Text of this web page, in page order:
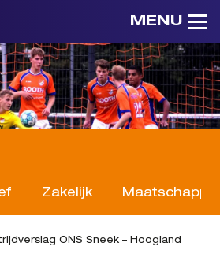
MENU
Zakelijk
ONS Sneek – Hoogland